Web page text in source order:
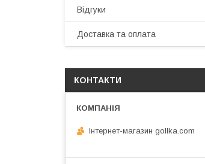
Відгуки
Доставка та оплата
КОНТАКТИ
Інтернет-магазин gollka.com